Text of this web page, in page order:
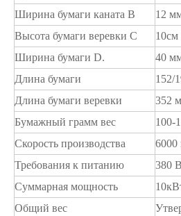
Ширина бумаги каната B
12
Высота бумаги веревки C
10см
Ширина бумаги D.
40
Длина бумаги
152/
Длина бумаги веревки
352
Бумажный грамм вес
100-
Скорость производства
6000
Требования к питанию
380
Суммарная мощность
Общий вес